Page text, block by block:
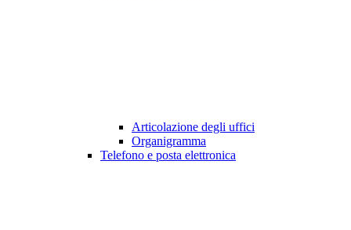
Articolazione degli uffici
Organigramma
Telefono e posta elettronica